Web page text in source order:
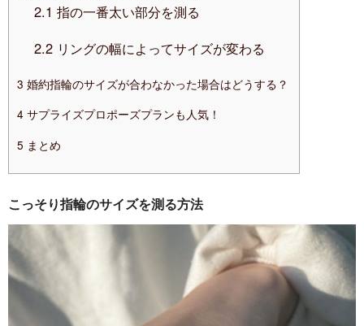
2.1 指の一番太い部分を測る
2.2リングの幅によってサイズが変わる
3 婚約指輪のサイズが合わなかった場合はどうする？
4 サプライズプロポーズプランも人気！
5 まとめ
こっそり指輪のサイズを測る方法